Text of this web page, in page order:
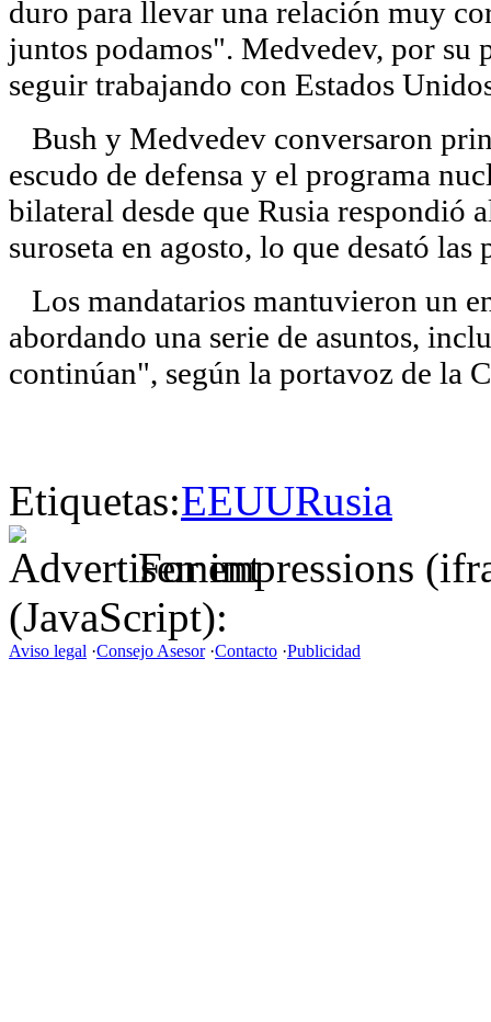
duro para llevar una relación muy
juntos podamos". Medvedev, por su
seguir trabajando con Estados
Bush y Medvedev conversaron
escudo de defensa y el programa
bilateral desde que Rusia respondió
suroseta en agosto, lo que desató las
Los mandatarios mantuvieron un
abordando una serie de asuntos,
continúan", según la portavoz de la
Etiquetas:EEUURusia
For impressions
(JavaScript):
Aviso legal ·Consejo Asesor·Contacto ·Publicidad